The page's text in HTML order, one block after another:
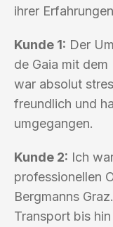
ihrer
Kunde 1: Der
de Gaia mit
war absolut
freundlich und
umgegangen.
Kunde 2: Ich
professionellen
Bergmanns
Transport bis